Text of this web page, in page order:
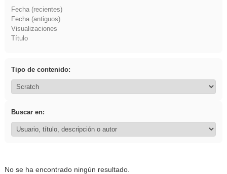
Fecha (recientes)
Fecha (antiguos)
Visualizaciones
Título
Tipo de contenido:
Buscar en:
No se ha encontrado ningún resultado.